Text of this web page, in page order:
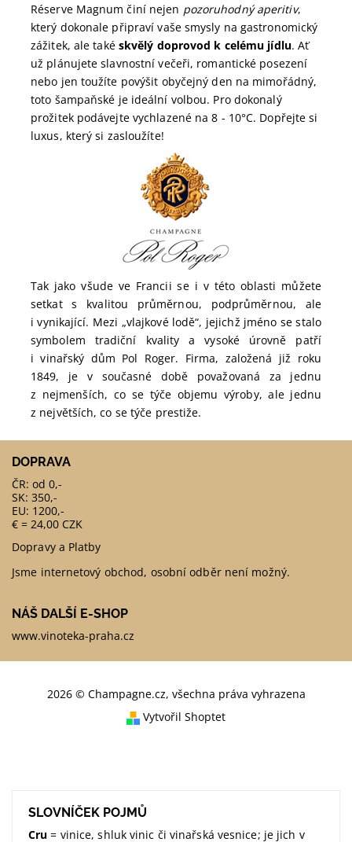
Réserve Magnum činí nejen pozoruhodný aperitiv,
který dokonale připraví vaše smysly na gastronomický
zážitek, ale také skvělý doprovod k celému jídlu. Ať
už plánujete slavnostní večeři, romantické posezení
nebo jen toužíte povýšit obyčejný den na mimořádný,
toto šampaňské je ideální volbou. Pro dokonalý
prožitek podávejte vychlazené na 8 - 10°C. Dopřejte si
luxus, který si zasloužíte!
Tak jako všude ve Francii se i v této oblasti můžete
setkat s kvalitou průměrnou, podprůměrnou, ale
i vynikající. Mezi „vlajkové lodě“, jejichž jméno se stalo
symbolem tradiční kvality a vysoké úrovně patří
i vinařský dům Pol Roger. Firma, založená již roku
1849, je v současné době považovaná za jednu
z nejmenších, co se týče objemu výroby, ale jednu
z největších, co se týče prestiže.
DOPRAVA
ČR: od 0,-
SK: 350,-
EU: 1200,-
€ = 24,00 CZK
Dopravy a Platby
Jsme internetový obchod, osobní odběr není možný.
NÁŠ DALŠÍ E-SHOP
www.vinoteka-praha.cz
2026 © Champagne.cz, všechna práva vyhrazena
Vytvořil Shoptet
SLOVNÍČEK POJMŮ
Cru = vinice, shluk vinic či vinařská vesnice; je jich v